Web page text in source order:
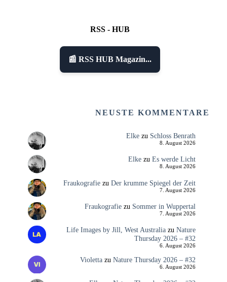
RSS - HUB
📰 RSS HUB Magazin...
NEUSTE KOMMENTARE
Elkezu Schloss Benrath
8. August 2026
Elkezu Es werde Licht
8. August 2026
Fraukografiezu Der krumme Spiegel der Zeit
7. August 2026
Fraukografiezu Sommer in Wuppertal
7. August 2026
Life Images by Jill, West Australiazu Nature
Thursday 2026 – #32
6. August 2026
Violettazu Nature Thursday 2026 – #32
6. August 2026